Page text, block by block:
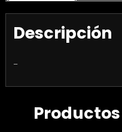
Descripción
–